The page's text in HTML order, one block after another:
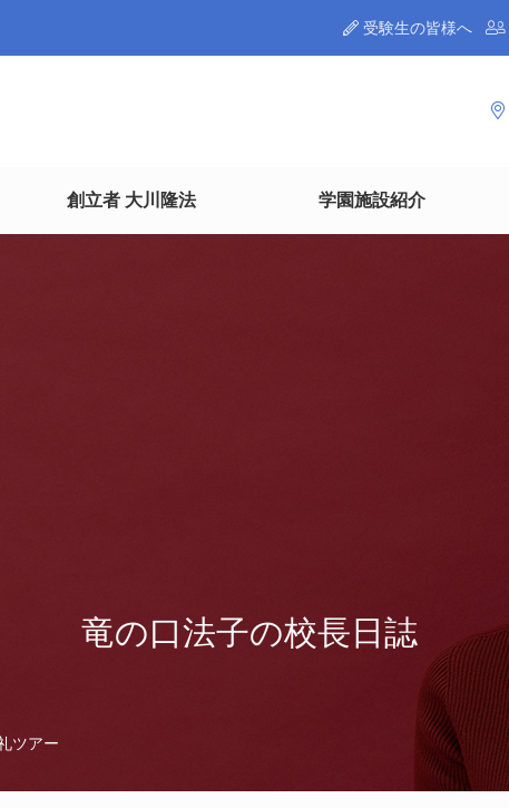
受験生の皆様へ
創立者 大川隆法 学園施設紹介
竜の口法子の校長日誌
ツアー